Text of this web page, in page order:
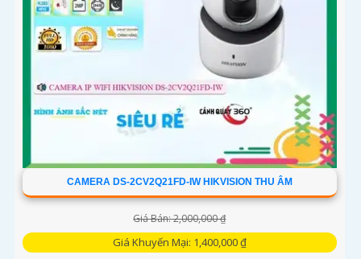
CAMERA DS-2CV2Q21FD-IW HIKVISION THU ÂM
Giá Bán: 2,000,000 ₫
Giá Khuyến Mại: 1,400,000 ₫